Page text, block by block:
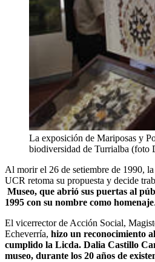
La exposición de Mariposas y
biodiversidad de Turrialba (foto
Al morir el 26 de setiembre de 1990,
UCR retoma su propuesta y decide
Museo, que abrió sus puertas al
1995 con su nombre como homenaje.
El vicerrector de Acción Social,
Echeverría, hizo un reconocimiento
cumplido la Licda. Dalia Castillo
museo, durante los 20 años de